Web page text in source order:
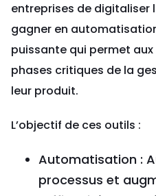
entreprises de digitaliser
gagner en
puissante qui permet
phases critiques de la
leur produit.
L’objectif de ces outils :
Automatisation :
processus et